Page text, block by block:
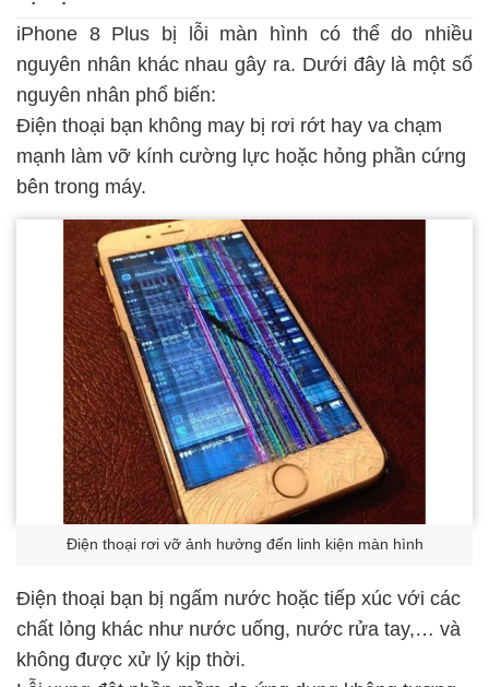
iPhone 8 Plus bị lỗi màn hình có thể do nhiều
nguyên nhân khác nhau gây ra. Dưới đây là một số
nguyên nhân phổ biến:
Điện thoại bạn không may bị rơi rớt hay va chạm
mạnh làm vỡ kính cường lực hoặc hỏng phần cứng
bên trong máy.
Điện thoại rơi vỡ ảnh hưởng đến linh kiện màn hình
Điện thoại bạn bị ngấm nước hoặc tiếp xúc với các
chất lỏng khác như nước uống, nước rửa tay,… và
không được xử lý kịp thời.